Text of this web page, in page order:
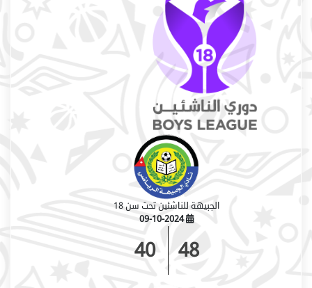
الجبيهة للناشئين تحت سن 18
09-10-2024
48
40